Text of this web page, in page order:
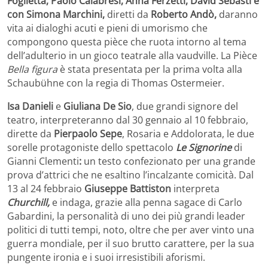
con Simona Marchini, diretti da Roberto Andò, daranno
vita ai dialoghi acuti e pieni di umorismo che
compongono questa pièce che ruota intorno al tema
dell’adulterio in un gioco teatrale alla vaudville. La Pièce
Bella figura è stata presentata per la prima volta alla
Schaubühne con la regia di Thomas Ostermeier.
Isa Danieli e Giuliana De Sio, due grandi signore del
teatro, interpreteranno dal 30 gennaio al 10 febbraio,
dirette da Pierpaolo Sepe, Rosaria e Addolorata, le due
sorelle protagoniste dello spettacolo Le Signorinedi
Gianni Clementi: un testo confezionato per una grande
prova d’attrici che ne esaltino l’incalzante comicità. Dal
13 al 24 febbraio Giuseppe Battiston interpreta
Churchill, e indaga, grazie alla penna sagace di Carlo
Gabardini, la personalità di uno dei più grandi leader
politici di tutti tempi, noto, oltre che per aver vinto una
guerra mondiale, per il suo brutto carattere, per la sua
pungente ironia e i suoi irresistibili aforismi.